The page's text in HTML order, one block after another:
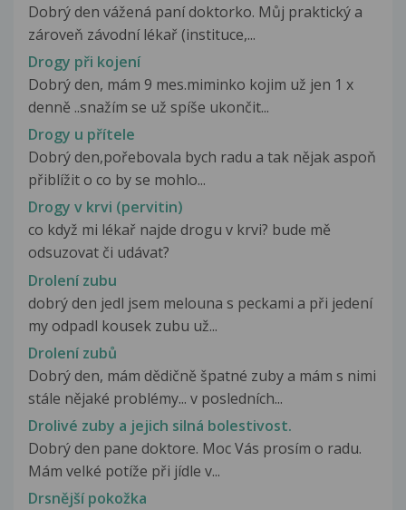
Dobrý den vážená paní doktorko. Můj praktický a
zároveň závodní lékař (instituce,...
Drogy při kojení
Dobrý den, mám 9 mes.miminko kojim už jen 1 x
denně ..snažím se už spíše ukončit...
Drogy u přítele
Dobrý den,pořebovala bych radu a tak nějak aspoň
přiblížit o co by se mohlo...
Drogy v krvi (pervitin)
co když mi lékař najde drogu v krvi? bude mě
odsuzovat či udávat?
Drolení zubu
dobrý den jedl jsem melouna s peckami a při jedení
my odpadl kousek zubu už...
Drolení zubů
Dobrý den, mám dědičně špatné zuby a mám s nimi
stále nějaké problémy... v posledních...
Drolivé zuby a jejich silná bolestivost.
Dobrý den pane doktore. Moc Vás prosím o radu.
Mám velké potíže při jídle v...
Drsnější pokožka